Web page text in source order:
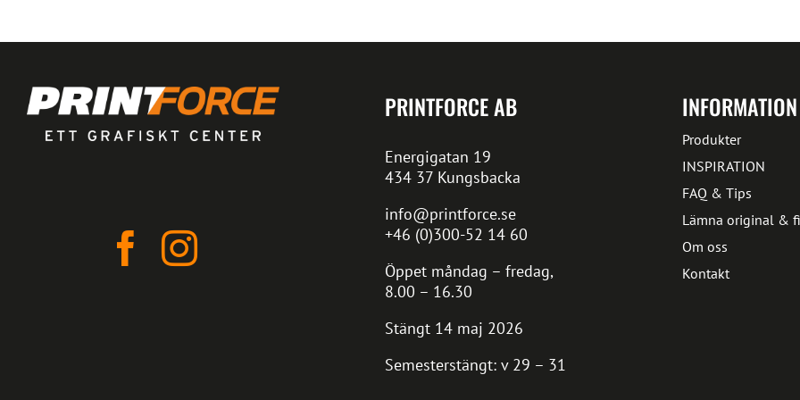
PRINTFORCE AB
Energigatan 19
434 37 Kungsbacka
info@printforce.se
+46 (0)300-52 14 60
Öppet måndag – fredag,
8.00 – 16.30
Stängt 14 maj 2026
Semesterstängt: v 29 – 31
INFORMATION
Produkter
INSPIRATION
FAQ & Tips
Lämna original &
Om oss
Kontakt